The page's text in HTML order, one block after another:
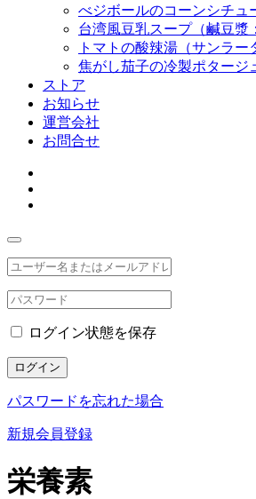
べジボールのコーンシチュ
台湾風豆乳スープ（鹹豆漿
トマトの酸辣湯（サンラー
焦がし茄子の冷製ポタージ
ストア
お知らせ
運営会社
お問合せ
ログイン状態を保存
ログイン
パスワードを忘れた場合
新規会員登録
栄養素